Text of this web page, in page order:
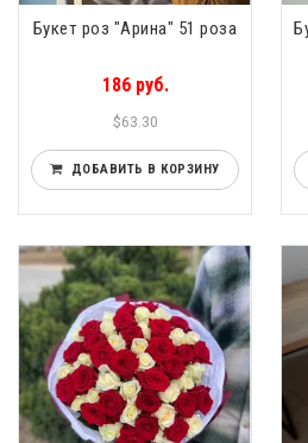
Букет роз "Арина" 51 роза
186 руб.
$63.30
ДОБАВИТЬ В КОРЗИНУ